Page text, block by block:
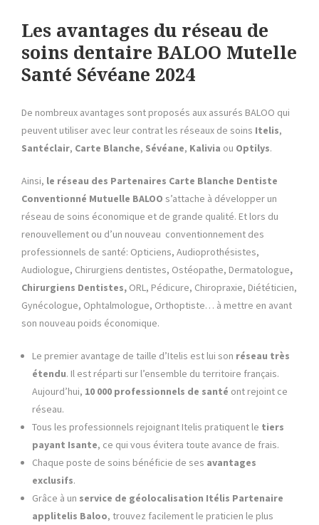
Les avantages du réseau de
soins dentaire BALOO Mutelle
Santé Sévéane 2024
De nombreux avantages sont proposés aux assurés BALOO qui
peuvent utiliser avec leur contrat les réseaux de soins Itelis,
Santéclair, Carte Blanche, Sévéane, Kalivia ou Optilys.
Ainsi, le réseau des Partenaires Carte Blanche Dentiste
Conventionné Mutuelle BALOO s’attache à développer un
réseau de soins économique et de grande qualité. Et lors du
renouvellement ou d’un nouveau conventionnement des
professionnels de santé: Opticiens, Audioprothésistes,
Audiologue, Chirurgiens dentistes, Ostéopathe, Dermatologue,
Chirurgiens Dentistes, ORL, Pédicure, Chiropraxie, Diététicien,
Gynécologue, Ophtalmologue, Orthoptiste… à mettre en avant
son nouveau poids économique.
Le premier avantage de taille d’Itelis est lui son réseau très
étendu. Il est réparti sur l’ensemble du territoire français.
Aujourd’hui, 10 000 professionnels de santé ont rejoint ce
réseau.
Tous les professionnels rejoignant Itelis pratiquent le tiers
payant Isante, ce qui vous évitera toute avance de frais.
Chaque poste de soins bénéficie de ses avantages
exclusifs.
Grâce à un service de géolocalisation Itélis Partenaire
applitelis Baloo, trouvez facilement le praticien le plus